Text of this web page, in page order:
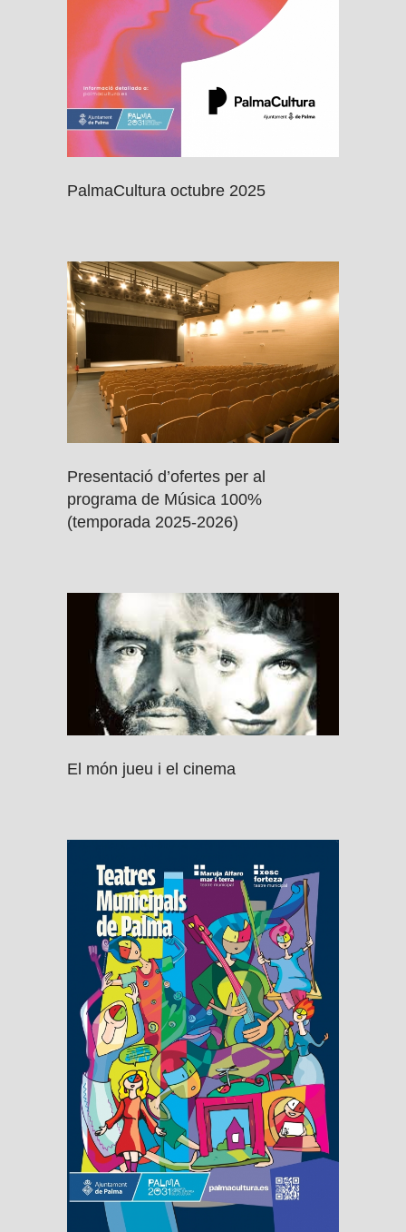
PalmaCultura octubre 2025
Presentació d’ofertes per al
programa de Música 100%
(temporada 2025-2026)
El món jueu i el cinema